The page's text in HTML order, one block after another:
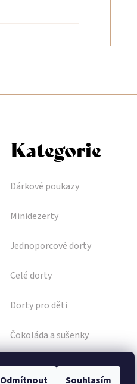
Odmítnout Souhlasím
Kategorie
Dárkové poukazy
Minidezerty
Jednoporcové dorty
Celé dorty
Dorty pro děti
Čokoláda a sušenky
Sladké pečivo